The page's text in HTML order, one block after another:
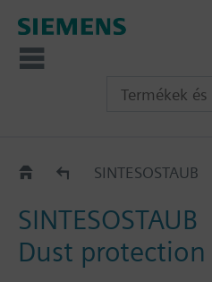
KatalógusSINTESOSTAUB
SINTESOSTAUB
Dust